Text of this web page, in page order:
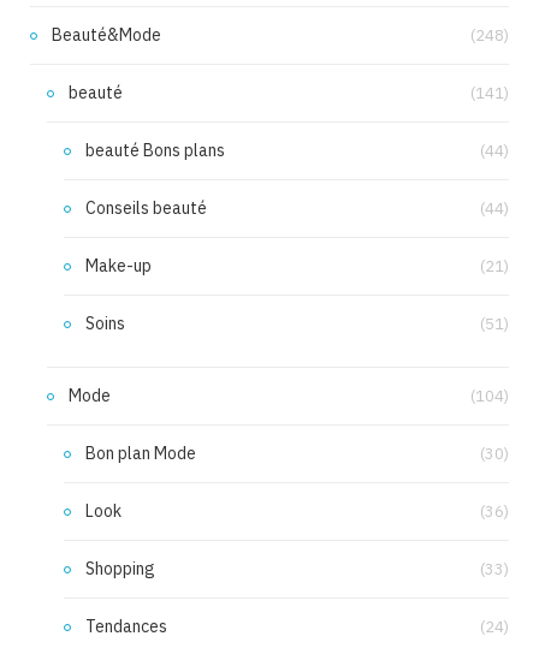
Beauté&Mode (248)
beauté (141)
beauté Bons plans (44)
Conseils beauté (44)
Make-up (21)
Soins (51)
Mode (104)
Bon plan Mode (30)
Look (36)
Shopping (33)
Tendances (24)